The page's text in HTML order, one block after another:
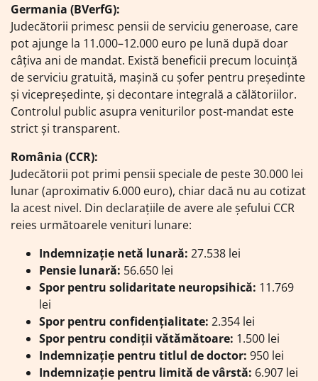
Germania (BVerfG):
Judecătorii primesc pensii de serviciu generoase, care
pot ajunge la 11.000–12.000 euro pe lună după doar
câțiva ani de mandat. Există beneficii precum locuință
de serviciu gratuită, mașină cu șofer pentru președinte
și vicepreședinte, și decontare integrală a călătoriilor.
Controlul public asupra veniturilor post-mandat este
strict și transparent.
România (CCR):
Judecătorii pot primi pensii speciale de peste 30.000 lei
lunar (aproximativ 6.000 euro), chiar dacă nu au cotizat
la acest nivel. Din declarațiile de avere ale șefului CCR
reies următoarele venituri lunare:
Indemnizație netă lunară: 27.538 lei
Pensie lunară: 56.650 lei
Spor pentru solidaritate neuropsihică: 11.769
lei
Spor pentru confidențialitate: 2.354 lei
Spor pentru condiții vătămătoare: 1.500 lei
Indemnizație pentru titlul de doctor: 950 lei
Indemnizație pentru limită de vârstă: 6.907 lei